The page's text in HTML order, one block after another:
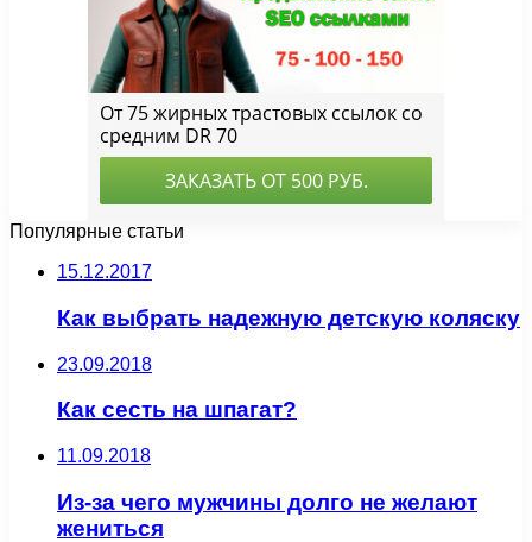
Популярные статьи
15.12.2017
Как выбрать надежную детскую коляску
23.09.2018
Как сесть на шпагат?
11.09.2018
Из-за чего мужчины долго не желают
жениться